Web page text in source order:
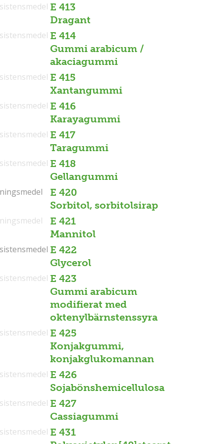
E 413
Dragant
E 414
Gummi arabicum /
akaciagummi
E 415
Xantangummi
E 416
Karayagummi
E 417
Taragummi
E 418
Gellangummi
E 420
Sorbitol, sorbitolsirap
E 421
Mannitol
E 422
Glycerol
E 423
Gummi arabicum
modifierat med
oktenylbärnstenssyra
E 425
Konjakgummi,
konjakglukomannan
E 426
Sojabönshemicellulosa
E 427
Cassiagummi
E 431